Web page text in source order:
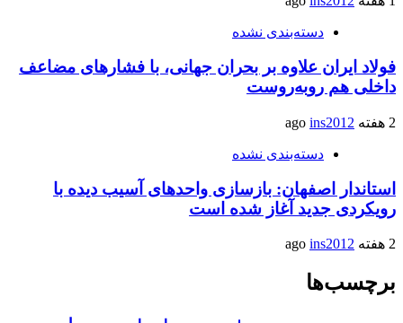
دسته‌بندی نشده
فولاد ایران علاوه بر بحران جهانی، با فشارهای مضاعف
داخلی هم روبه‌روست
2 هفته ago ins2012
دسته‌بندی نشده
استاندار اصفهان: بازسازی واحدهای آسیب دیده با
رویکردی جدید آغاز شده است
2 هفته ago ins2012
برچسب‌ها